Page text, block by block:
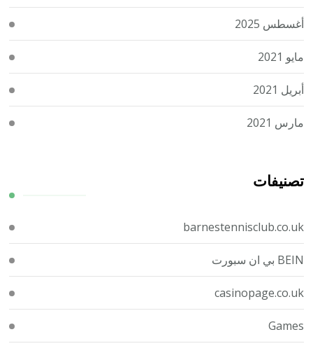
أغسطس 2025
مايو 2021
أبريل 2021
مارس 2021
تصنيفات
barnestennisclub.co.uk
BEIN بي ان سبورت
casinopage.co.uk
Games